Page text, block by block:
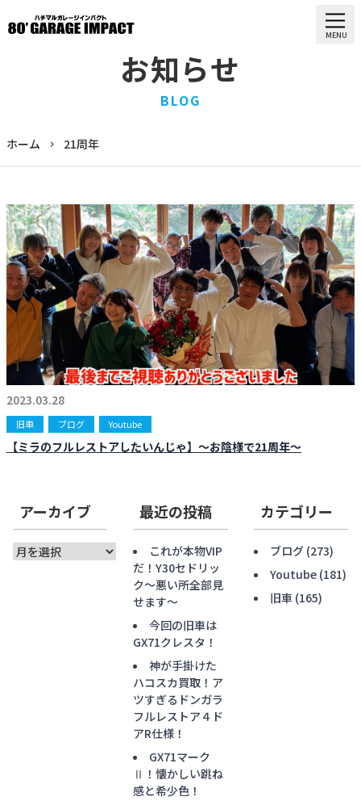
MENU
HOME
ホーム
RECRUIT
求人情報
STAFF
スタッフ
COMPANY
会社概要
BLOG
お知らせ
お知らせ
BLOG
ホーム 21周年
2023.03.28
旧車 ブログ Youtube
【ミラのフルレストアしたいんじゃ】〜お陰様で21周年〜
アーカイブ
ア
最近の投稿
これが本物VIP
だ！Y30セドリッ
ク〜悪い所全部見
せます〜
今回の旧車は
GX71クレスタ！
神が手掛けた
ハコスカ買取！ア
ツすぎるドンガラ
フルレストア４ド
アR仕様！
GX71マーク
Ⅱ！懐かしい跳ね
感と希少色！
カテゴリー
ブログ(273)
Youtube(181)
旧車 (165)